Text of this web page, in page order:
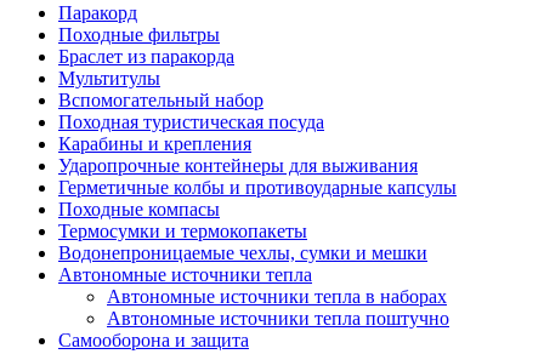
Паракорд
Походные фильтры
Браслет из паракорда
Мультитулы
Вспомогательный набор
Походная туристическая посуда
Карабины и крепления
Ударопрочные контейнеры для выживания
Герметичные колбы и противоударные капсулы
Походные компасы
Термосумки и термокопакеты
Водонепроницаемые чехлы, сумки и мешки
Автономные источники тепла
Автономные источники тепла в наборах
Автономные источники тепла поштучно
Самооборона и защита